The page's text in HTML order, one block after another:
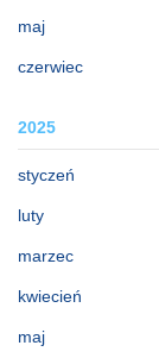
maj
czerwiec
2025
styczeń
luty
marzec
kwiecień
maj